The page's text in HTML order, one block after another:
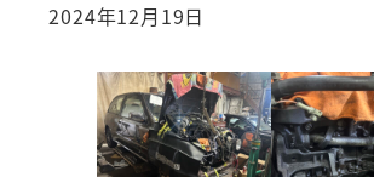
2024年12月19日